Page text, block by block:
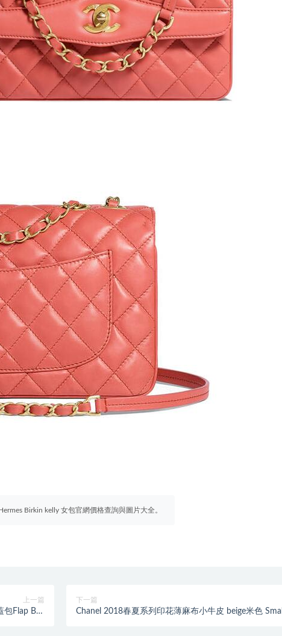
Birkin kelly 女包官網價格查詢與圖片大全。
上一篇
Flap Bag
下一篇
Chanel 2018春夏系列印花薄麻布小牛皮 beige米色 Small